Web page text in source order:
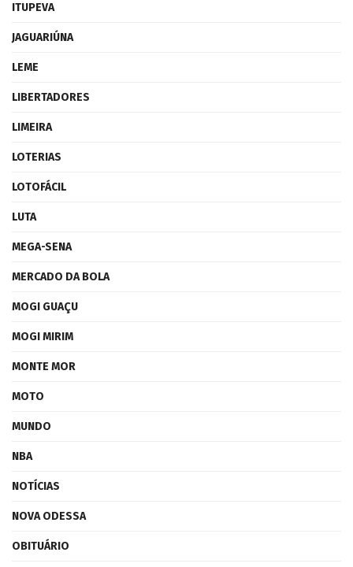
ITUPEVA
JAGUARIÚNA
LEME
LIBERTADORES
LIMEIRA
LOTERIAS
LOTOFÁCIL
LUTA
MEGA-SENA
MERCADO DA BOLA
MOGI GUAÇU
MOGI MIRIM
MONTE MOR
MOTO
MUNDO
NBA
NOTÍCIAS
NOVA ODESSA
OBITUÁRIO